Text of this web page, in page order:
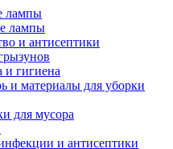
лампы
лампы
и антисептики
и гигиена
и материалы для уборки
для мусора
и антисептики